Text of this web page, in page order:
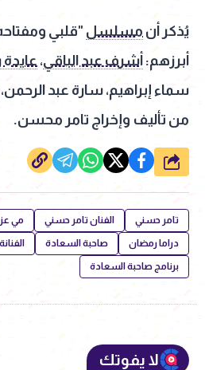
يُذكر أن مسلسل "قلبي
أبرزهم: أشرف عبد الباقي،
سماء إبراهيم، سارة عبد
من تأليف وإخراج تامر محسن.
شارك
تامر حسني الفنان تامر حسني مي
دراما رمضان صاحبة السعادة
برنامج صاحبة السعادة
لا يفوتك